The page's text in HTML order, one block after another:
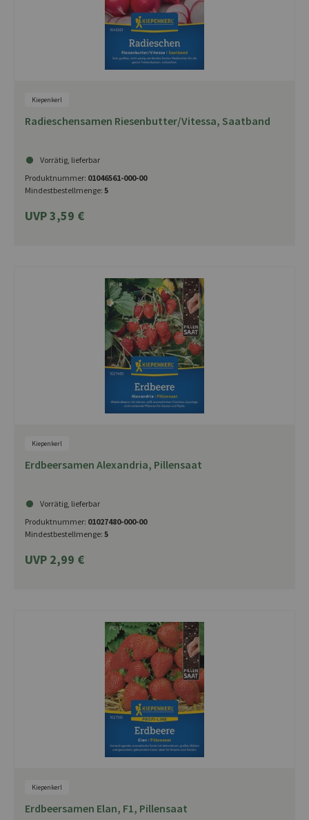
Kiepenkerl
Radieschensamen Riesenbutter/Vitessa, Saatband
Vorrätig, lieferbar
Produktnummer: 01046561-000-00
Mindestbestellmenge: 5
UVP 3,59 €
Kiepenkerl
Erdbeersamen Alexandria, Pillensaat
Vorrätig, lieferbar
Produktnummer: 01027480-000-00
Mindestbestellmenge: 5
UVP 2,99 €
Kiepenkerl
Erdbeersamen Elan, F1, Pillensaat